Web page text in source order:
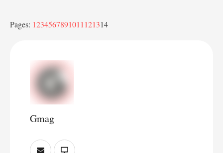
Pages: 1234567891011 121314
Gmag